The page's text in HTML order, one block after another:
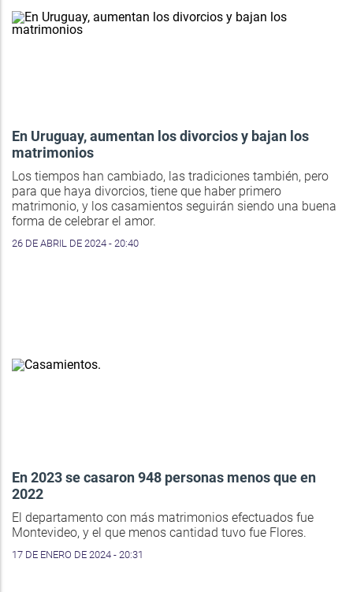
En Uruguay, aumentan los divorcios y bajan los
matrimonios
Los tiempos han cambiado, las tradiciones también, pero
para que haya divorcios, tiene que haber primero
matrimonio, y los casamientos seguirán siendo una buena
forma de celebrar el amor.
26 DE ABRIL DE 2024 - 20:40
En 2023 se casaron 948 personas menos que en
2022
El departamento con más matrimonios efectuados fue
Montevideo, y el que menos cantidad tuvo fue Flores.
17 DE ENERO DE 2024 - 20:31